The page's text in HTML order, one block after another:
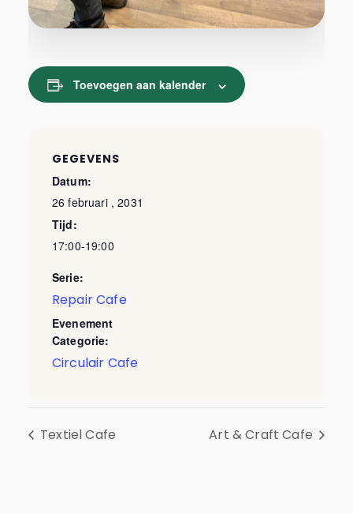
Toevoegen aan kalender
GEGEVENS
Datum:
26 februari , 2031
Tijd:
17:00-19:00
Serie:
Repair Cafe
Evenement
Categorie:
Circulair Cafe
Textiel Cafe Art & Craft Cafe